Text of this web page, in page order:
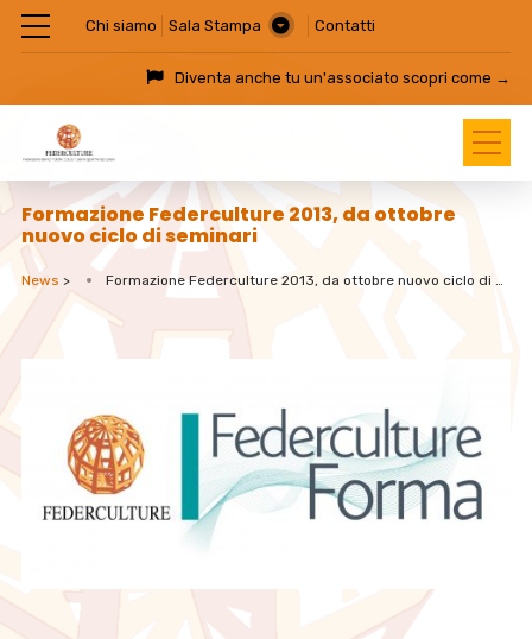
Chi siamo Sala Stampa Contatti
Diventa anche tu un'associatoscopri come →
Formazione Federculture 2013, da ottobre
nuovo ciclo di seminari
News > Formazione Federculture 2013, da ottobre nuovo ciclo di seminari